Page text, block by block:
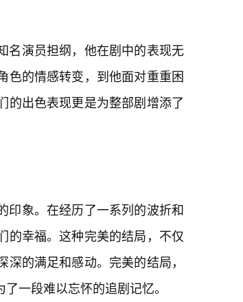
名演员担纲，他在剧中的表现无
色的情感转变，到他面对重重困
的出色表现更是为整部剧增添了
印象。在经历了一系列的波折和
的幸福。这种完美的结局，不仅
的满足和感动。完美的结局，
一段难以忘怀的追剧记忆。